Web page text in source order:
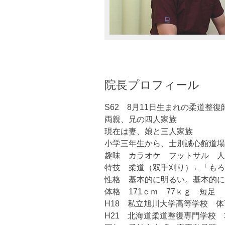
院長プロフィール
S62 8月11日生まれの柔道整
両親、兄の四人家族
現在は妻、娘と三人家族
小学三年生から、士別誠心館道
趣味 カラオケ フットサル 人
特技 柔道（双手刈り）←「もろ
性格 基本的に明るい。基本的
体格 171ｃｍ 77ｋｇ 短足
H18 私立旭川大学高等学校
H21 北海道柔道整復専門学